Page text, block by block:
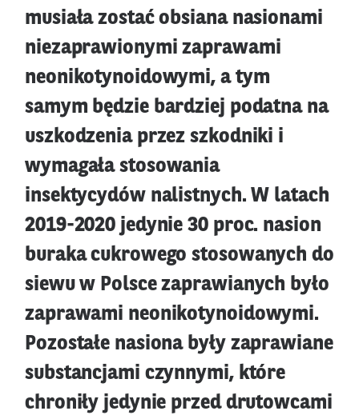
musiała zostać obsiana nasionami
niezaprawionymi zaprawami
neonikotynoidowymi, a tym
samym będzie bardziej podatna na
uszkodzenia przez szkodniki i
wymagała stosowania
insektycydów nalistnych. W latach
2019-2020 jedynie 30 proc. nasion
buraka cukrowego stosowanych do
siewu w Polsce zaprawianych było
zaprawami neonikotynoidowymi.
Pozostałe nasiona były zaprawiane
substancjami czynnymi, które
chroniły jedynie przed drutowcami